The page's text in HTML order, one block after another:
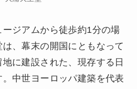
ジアムから徒歩約1分の場
、幕末の開国にともなって
に建設された、現存する日
中世ヨーロッパ建築を代表